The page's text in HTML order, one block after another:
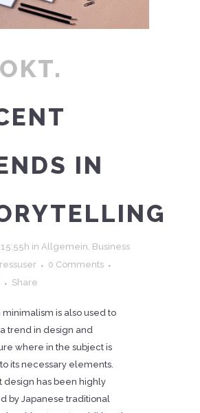
IN
in Allgemein, Business
0 Comments
Share
is also used to
trend in design and
where in the subject is
its necessary elements.
design has been highly
by Japanese traditional